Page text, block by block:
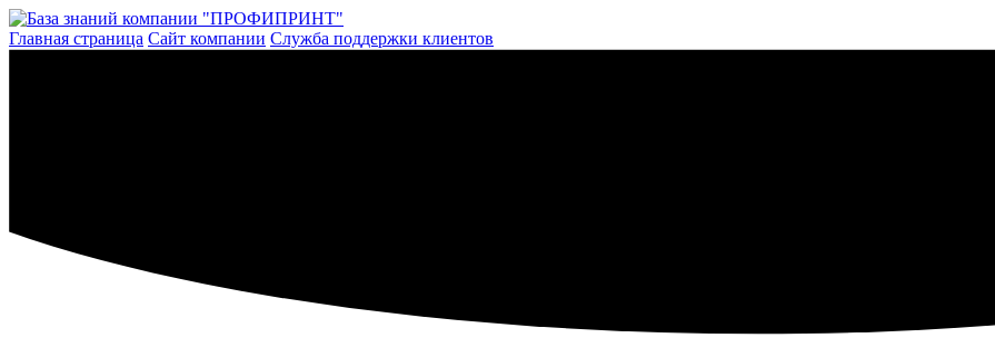
Перейти
к
Главная страница Сайт компании Служба поддержки клиентов